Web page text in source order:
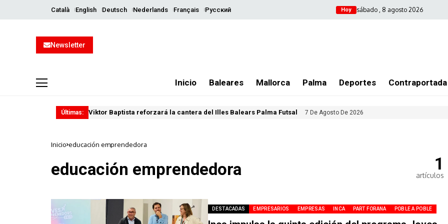
Català English Deutsch Nederlands Français Русский Hoy sábado , 8 agosto 2026
Newsletter
Inicio Baleares Mallorca Palma Deportes Contraportada
Últimas: Viktor Baptista reforzará la cantera del Illes Balears Palma Futsal 7 De Agosto De 2026
Inicio educación emprendedora
educación emprendedora 1
artículos
DESTACADAS EMPRESARIOS EMPRESAS INCA PART FORANA POBLE A POBLE